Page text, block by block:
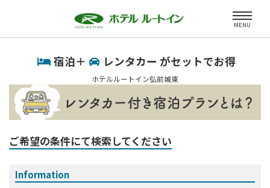
MENU
宿泊＋ レンタカー がセットでお得
ホテルルートイン弘前城東
ご希望の条件にて検索してください
Information